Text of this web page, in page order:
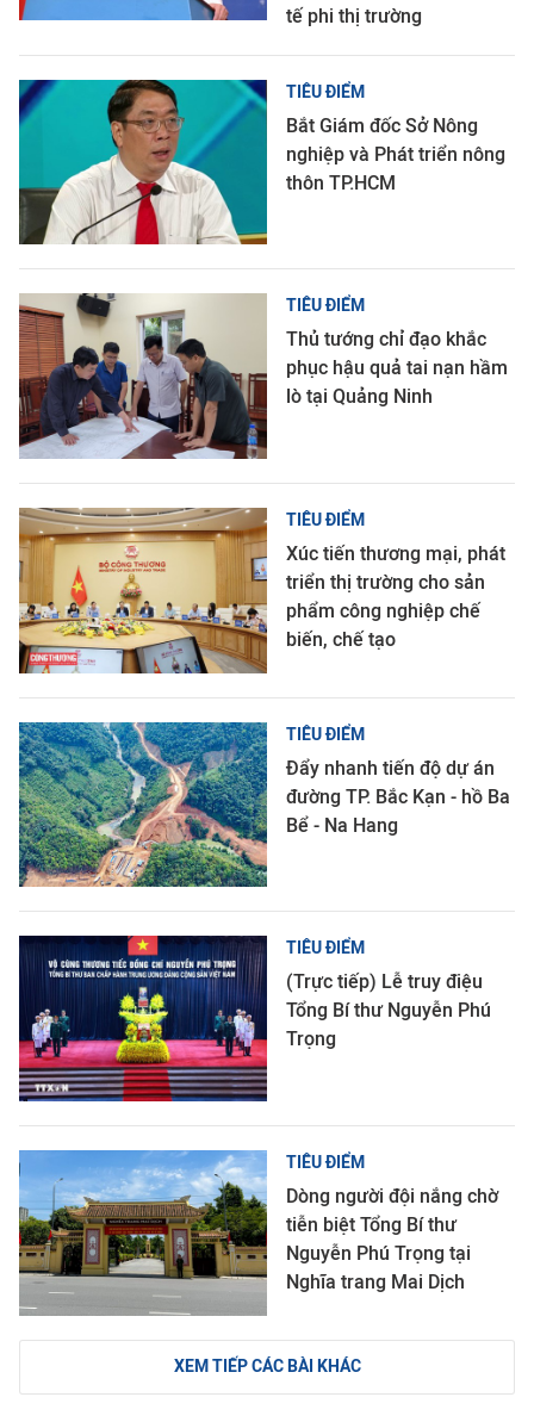
tế phi thị trường
TIÊU ĐIỂM
Bắt Giám đốc Sở Nông
nghiệp và Phát triển nông
thôn TP.HCM
TIÊU ĐIỂM
Thủ tướng chỉ đạo khắc
phục hậu quả tai nạn hầm
lò tại Quảng Ninh
TIÊU ĐIỂM
Xúc tiến thương mại, phát
triển thị trường cho sản
phẩm công nghiệp chế
biến, chế tạo
TIÊU ĐIỂM
Đẩy nhanh tiến độ dự án
đường TP. Bắc Kạn - hồ Ba
Bể - Na Hang
TIÊU ĐIỂM
(Trực tiếp) Lễ truy điệu
Tổng Bí thư Nguyễn Phú
Trọng
TIÊU ĐIỂM
Dòng người đội nắng chờ
tiễn biệt Tổng Bí thư
Nguyễn Phú Trọng tại
Nghĩa trang Mai Dịch
XEM TIẾP CÁC BÀI KHÁC